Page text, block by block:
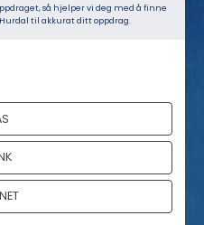
så hjelper vi deg med å finne
til akkurat ditt oppdrag.